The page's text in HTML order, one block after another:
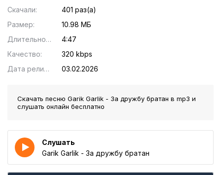
Скачали:
401 раз(а)
Размер:
10.98 МБ
Длительность:
4:47
Качество:
320 kbps
Дата релиза:
03.02.2026
Скачать песню Garik Garlik - За дружбу братан в mp3 и
слушать онлайн бесплатно
Слушать
Garik Garlik - За дружбу братан